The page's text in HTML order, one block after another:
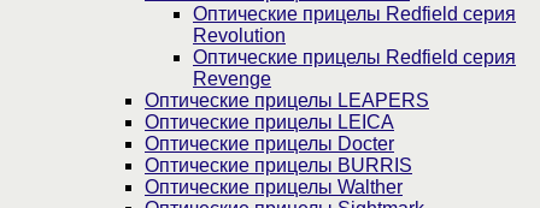
Оптические прицелы Redfield серия
Revolution
Оптические прицелы Redfield серия
Revenge
Оптические прицелы LEAPERS
Оптические прицелы LEICA
Оптические прицелы Docter
Оптические прицелы BURRIS
Оптические прицелы Walther